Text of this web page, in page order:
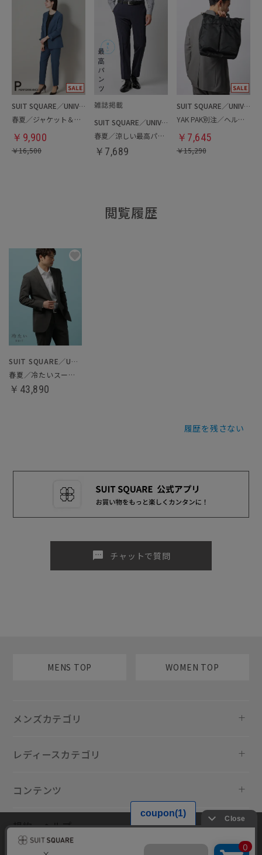
SUIT SQUARE／UNIVERSAL LANGUAGE／WHITE
春夏／ジャケット＆パンツセットアップ／洗濯ネット付き
￥ 9,900
￥16,500
SUIT SQUARE／UNIVERSAL LANGUAGE
春夏／涼しい最高パンツ
￥ 7,689
SUIT SQUARE／UNIVERSAL LANGUAGE
YAK PAK別注／ヘルメットバッグ
￥ 7,645
￥15,290
閲覧履歴
SUIT SQUARE／UNIVERSAL LANGUAGE
春夏／冷たいスーツ／ツーパンツ
￥43,890
履歴を残さない
sms チャットで質問
MENS TOP WOMEN TOP
メンズカテゴリ
レディースカテゴリ
コンテンツ
規約・ヘルプ
当サイトでは利用体験の向上およびコンテンツの最適な提供、トラフィ